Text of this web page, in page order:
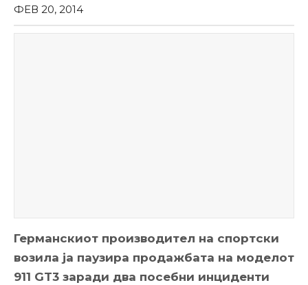
ФЕВ 20, 2014
Германскиот производител на спортски
возила ја паузира продажбата на моделот
911 GT3 заради два посебни инциденти